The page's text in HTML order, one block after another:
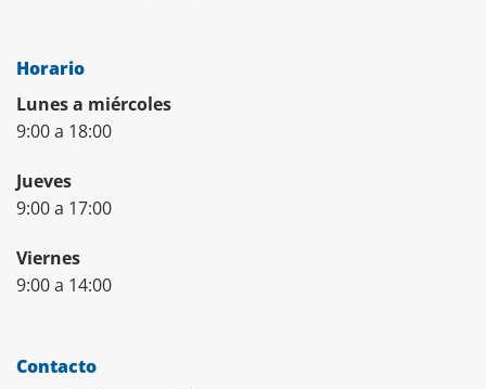
Horario
Lunes a miércoles
9:00 a 18:00
Jueves
9:00 a 17:00
Viernes
9:00 a 14:00
Contacto